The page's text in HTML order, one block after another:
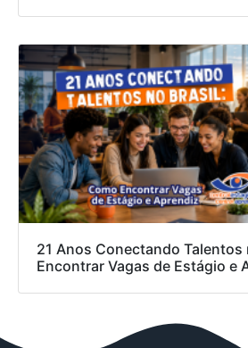
21 Anos Conectando Talentos
Encontrar Vagas de Estágio e